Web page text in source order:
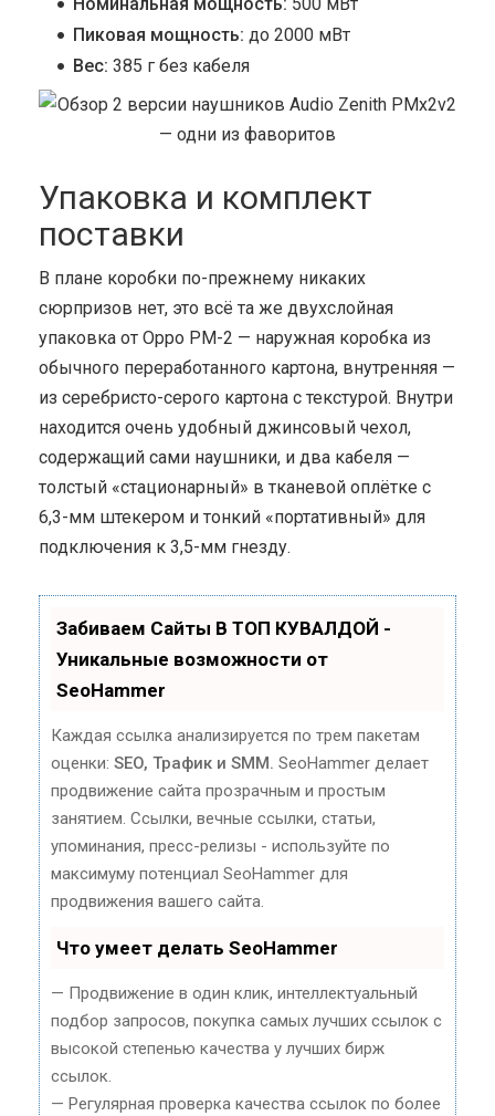
Пиковая мощность: до 2000 мВт
Вес: 385 г без кабеля
Упаковка и комплект
поставки
В плане коробки по-прежнему никаких
сюрпризов нет, это всё та же двухслойная
упаковка от Oppo PM-2 — наружная коробка из
обычного переработанного картона, внутренняя —
из серебристо-серого картона с текстурой. Внутри
находится очень удобный джинсовый чехол,
содержащий сами наушники, и два кабеля —
толстый «стационарный» в тканевой оплётке с
6,3-мм штекером и тонкий «портативный» для
подключения к 3,5-мм гнезду.
Забиваем Сайты В ТОП КУВАЛДОЙ -
Уникальные возможности от
SeoHammer
Каждая ссылка анализируется по трем пакетам
оценки: SEO, Трафик и SMM. SeoHammer делает
продвижение сайта прозрачным и простым
занятием. Ссылки, вечные ссылки, статьи,
упоминания, пресс-релизы - используйте по
максимуму потенциал SeoHammer для
продвижения вашего сайта.
Что умеет делать SeoHammer
— Продвижение в один клик, интеллектуальный
подбор запросов, покупка самых лучших ссылок с
высокой степенью качества у лучших бирж
ссылок.
— Регулярная проверка качества ссылок по более